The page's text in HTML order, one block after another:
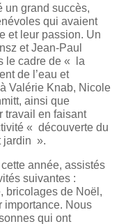
un grand succès,
qui avaient
et leur passion. Un
et Jean-Paul
le cadre de « la
de l’eau et
Valérie Knab, Nicole
ainsi que
travail en faisant
« découverte du
jardin ».
année, assistés
suivantes :
bricolages de Noël,
importance. Nous
qui ont